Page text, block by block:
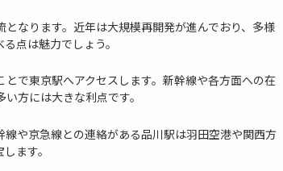
なります。近年は大規模再開発が進んでおり、多様
点は魅力でしょう。
で東京駅へアクセスします。新幹線や各方面への在
方には大きな利点です。
や京急線との連絡がある品川駅は羽田空港や関西方
ます。